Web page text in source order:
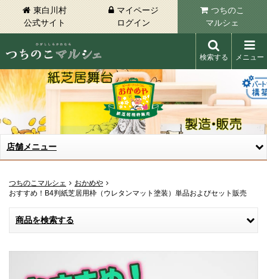
東白川村
公式サイト
マイページ
ログイン
つちのこ
マルシェ
東白川村 つちのこマルシェ
検索する メニュー
店舗メニュー
つちのこマルシェ
おかめや
おすすめ！B4判紙芝居用枠（ウレタンマット塗装）単品およびセット販売
商品を検索する